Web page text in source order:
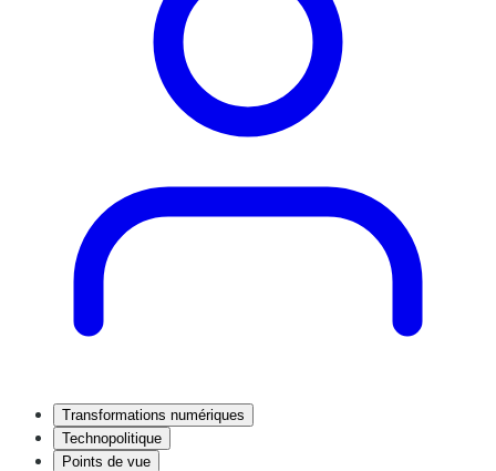
Transformations numériques
Technopolitique
Points de vue